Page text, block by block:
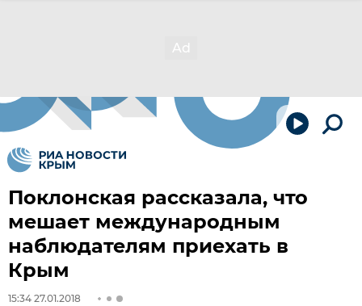
Поклонская рассказала, что
мешает международным
наблюдателям приехать в
Крым
15:34 27.01.2018